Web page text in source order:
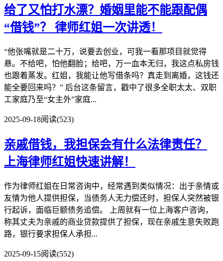
给了又怕打水漂？婚姻里能不能跟配偶
“借钱”？ 律师红姐一次讲透！
“他张嘴就是二十万，说要去创业，可我一看那项目就觉得
悬。不给吧，怕他翻脸；给吧，万一血本无归，我这点私房钱
也跟着蒸发。红姐，我能让他写借条吗？真走到离婚，这钱还
能全要回来吗？” 后台这条留言，戳中了很多全职太太、双职
工家庭乃至“女主外”家庭...
2025-09-18阅读(523)
亲戚借钱，我担保会有什么法律责任？
上海律师红姐快速讲解！
作为律师红姐在日常咨询中，经常遇到类似情况：出于亲情或
友情为他人提供担保，当债务人无力偿还时，担保人突然被银
行起诉，面临巨额债务追偿。 上周就有一位上海客户咨询，
称其丈夫为亲戚的商业贷款提供了担保，现在亲戚生意失败跑
路，银行要求担保人承担​...
2025-09-15阅读(552)